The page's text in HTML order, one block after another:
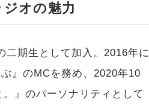
ジオの魅力
二期生として加入。2016年に
』のMCを務め、2020年10
』のパーソナリティとして